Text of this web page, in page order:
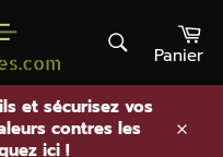
Rechercher
Panier
et sécurisez vos
contres les
ici !